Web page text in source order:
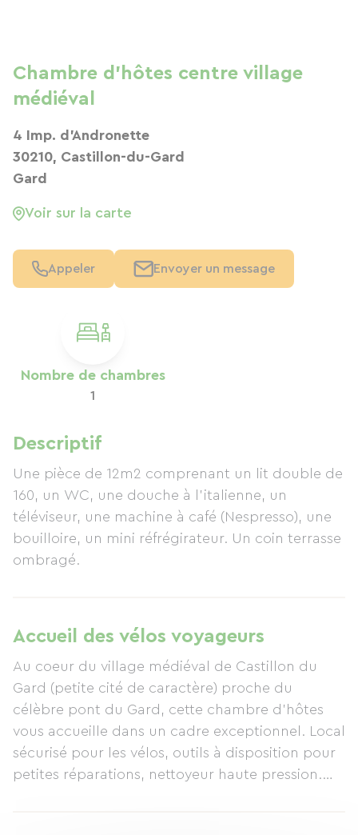
Nombre de chambres
1
Descriptif
Une pièce de 12m2 comprenant un lit double de
160, un WC, une douche à l'italienne, un
téléviseur, une machine à café (Nespresso), une
bouilloire, un mini réfrégirateur. Un coin terrasse
ombragé.
Accueil des vélos voyageurs
Au coeur du village médiéval de Castillon du
Gard (petite cité de caractère) proche du
célèbre pont du Gard, cette chambre d'hôtes
vous accueille dans un cadre exceptionnel. Local
sécurisé pour les vélos, outils à disposition pour
petites réparations, nettoyeur haute pression.
Chambre d'hôtes centre village
médiéval
4 Imp. d'Andronette
30210, Castillon-du-Gard
Gard
Voir sur la carte
Appeler Envoyer un message